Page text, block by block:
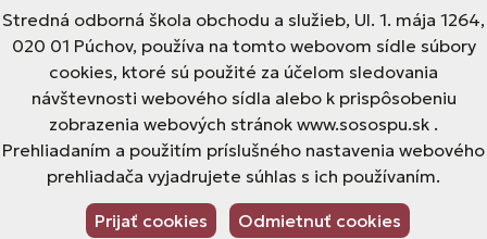
Stredná odborná škola obchodu a služieb, Ul. 1. mája 1264,
020 01 Púchov, používa na tomto webovom sídle súbory
cookies, ktoré sú použité za účelom sledovania
návštevnosti webového sídla alebo k prispôsobeniu
zobrazenia webových stránok www.sosospu.sk .
Prehliadaním a použitím príslušného nastavenia webového
prehliadača vyjadrujete súhlas s ich používaním.
Prijať cookies
Odmietnuť cookies